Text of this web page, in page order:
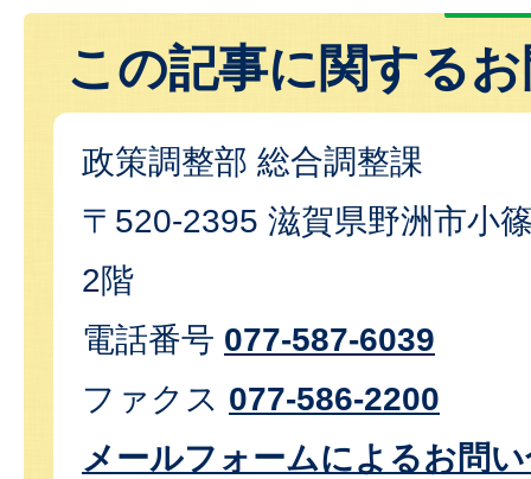
この記事に関する
政策調整部 総合調整課
〒520-2395 滋賀県野洲市小
2階
電話番号 077-587-6039
ファクス 077-586-2200
メールフォームによるお問